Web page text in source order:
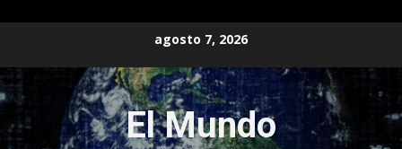
contenido
agosto 7, 2026
El Mundo